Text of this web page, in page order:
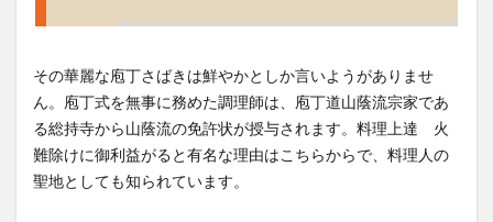
その華麗な庖丁さばきは鮮やかとしか言いようがありませ
ん。庖丁式を無事に務めた調理師は、庖丁道山蔭流宗家であ
る総持寺から山蔭流の免許状が授与されます。料理上達 火
難除けに御利益がると有名な理由はこちらからで、料理人の
聖地としても知られています。